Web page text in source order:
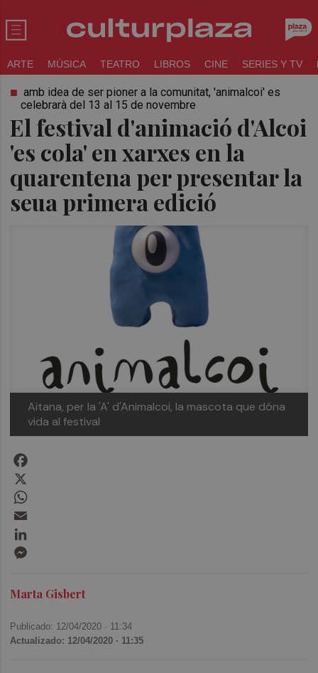
ARTE MÚSICA TEATRO LIBROS CINE SERIES Y TV
El festival d'animació d'Alcoi
'es cola' en xarxes en la
quarentena per presentar la
seua primera edició
amb idea de ser pioner a la comunitat, 'animalcoi' es
celebrarà del 13 al 15 de novembre
Aitana, per la 'A' d'Animalcoi, la mascota que dóna
vida al festival
Marta Gisbert
Publicado: 12/04/2020 · 11:34
Actualizado: 12/04/2020 · 11:35